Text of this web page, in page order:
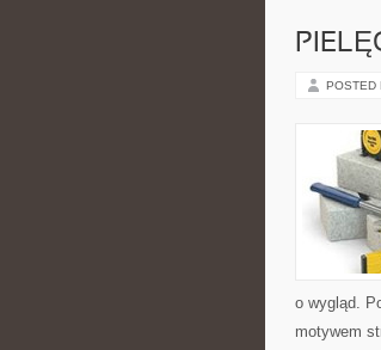
POSTED
o wygląd.
motywem